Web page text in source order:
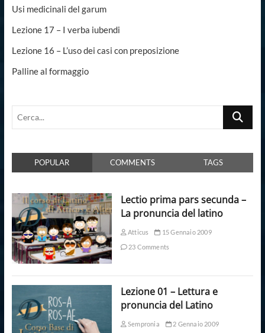
Usi medicinali del garum
Lezione 17 – I verba iubendi
Lezione 16 – L’uso dei casi con preposizione
Palline al formaggio
Cerca...
POPULAR COMMENTS TAGS
Lectio prima pars secunda –
La pronuncia del latino
Atticus
15 Gennaio 2009
23 Comments
Lezione 01 – Lettura e
pronuncia del Latino
Sempronia
2 Gennaio 2009